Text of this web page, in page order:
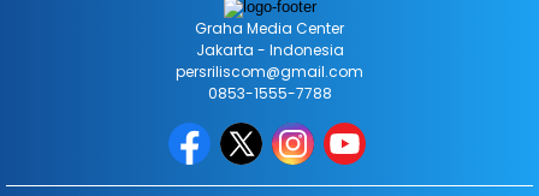
Graha Media Center
Jakarta - Indonesia
persriliscom@gmail.com
0853-1555-7788